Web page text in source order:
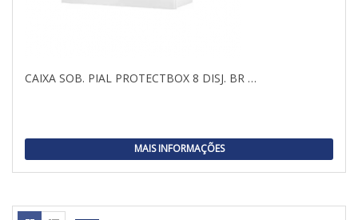
CAIXA SOB. PIAL PROTECTBOX 8 DISJ. BR …
MAIS INFORMAÇÕES